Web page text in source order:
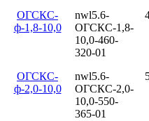
ОГСКС-
ф-1,8-10,0
nwl5.6-
ОГСКС-1,8-
10,0-460-
320-01
ОГСКС-
ф-2,0-10,0
nwl5.6-
ОГСКС-2,0-
10,0-550-
365-01